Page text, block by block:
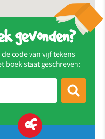
gevonden?
code van vijf tekens
boek staat geschreven:
of